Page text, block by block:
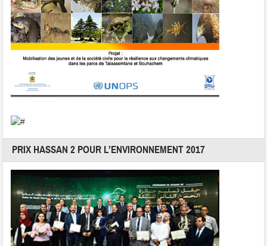
PRIX HASSAN 2 POUR L’ENVIRONNEMENT 2017